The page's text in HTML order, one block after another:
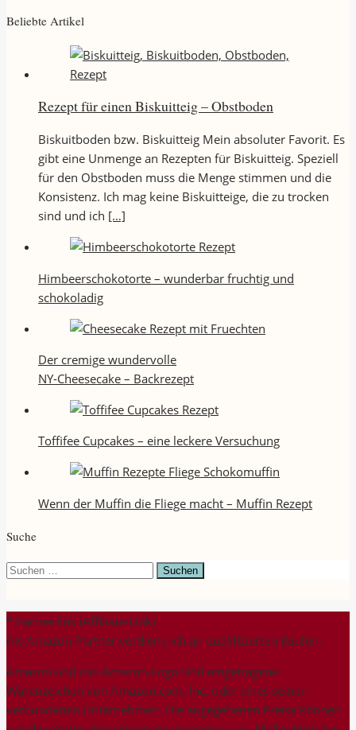
Beliebte Artikel
Rezept für einen Biskuitteig – Obstboden
Biskuitboden bzw. Biskuitteig Mein absoluter Favorit. Es
gibt eine Unmenge an Rezepten für Biskuitteig. Speziell
für den Obstboden muss die Menge stimmen und die
Konsistenz. Ich mag keine Biskuitteige, die zu trocken
sind und ich […]
Himbeerschokotorte – wunderbar fruchtig und
schokoladig
Der cremige wundervolle
NY-Cheesecake – Backrezept
Toffifee Cupcakes – eine leckere Versuchung
Wenn der Muffin die Fliege macht – Muffin Rezept
Suche
Suchen
* Partnerlink (Affiliate-Link)
Als Amazon-Partner verdiene ich an qualifizierten Käufen.
Amazon und das Amazon-Logo sind eingetragene
Warenzeichen von Amazon.com, Inc. oder eines seiner
verbundenen Unternehmen. Die angegebenen Preise können